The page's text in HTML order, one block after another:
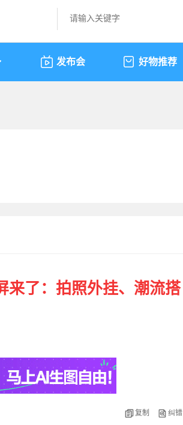
发布会 好物推荐
来了：拍照外挂、潮流搭
复制 纠错